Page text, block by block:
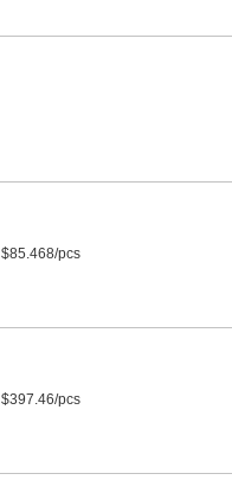
$85.468/pcs
$397.46/pcs